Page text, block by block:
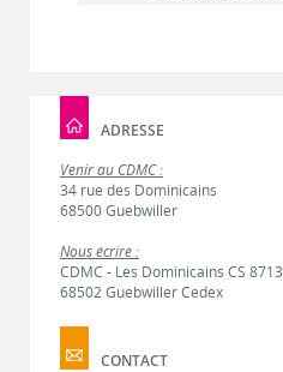
ADRESSE
Venir au CDMC :
34 rue des Dominicains
68500 Guebwiller
Nous écrire :
CDMC - Les Dominicains CS 8713
68502 Guebwiller Cedex
CONTACT